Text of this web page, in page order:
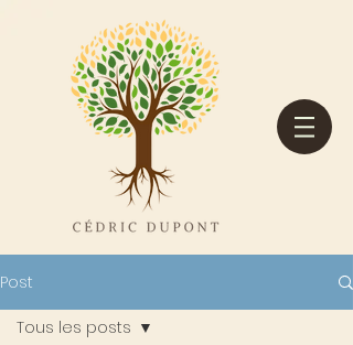
Post
Tous les posts